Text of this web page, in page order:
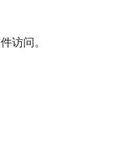
访问。